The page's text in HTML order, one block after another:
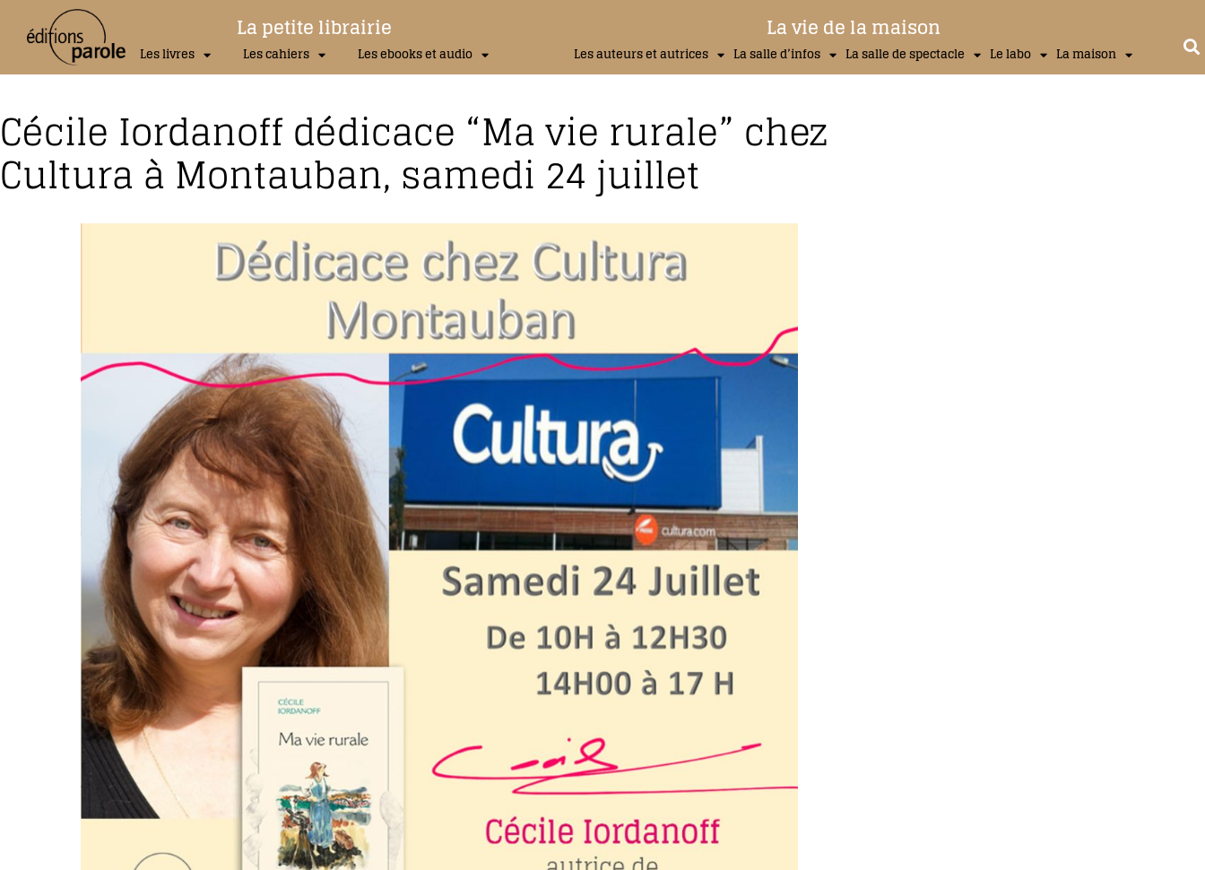
La petite librairie
Les livres Les cahiers Les ebooks et audio
La vie de la maison
Les auteurs et autrices La salle d’infos La salle de spectacle Le labo La maison
Cécile Iordanoff dédicace “Ma vie rurale” chez
Cultura à Montauban, samedi 24 juillet